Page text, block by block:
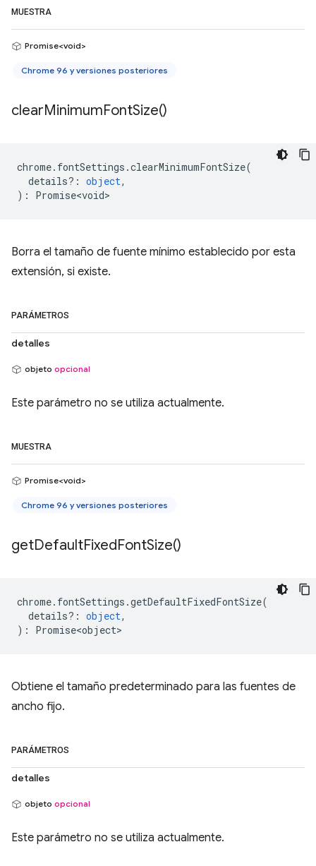
MUESTRA
Promise<void>
Chrome 96 y versiones posteriores
clearMinimumFontSize()
chrome. fontSettings .clearMinimumFontSize(
details? : object,
) : Promise<void>
Borra el tamaño de fuente mínimo establecido por esta
extensión, si existe.
PARÁMETROS
detalles
objeto opcional
Este parámetro no se utiliza actualmente.
MUESTRA
Promise<void>
Chrome 96 y versiones posteriores
getDefaultFixedFontSize()
chrome. fontSettings .getDefaultFixedFontSize(
details? : object,
) : Promise<object>
Obtiene el tamaño predeterminado para las fuentes de
ancho fijo.
PARÁMETROS
detalles
objeto opcional
Este parámetro no se utiliza actualmente.